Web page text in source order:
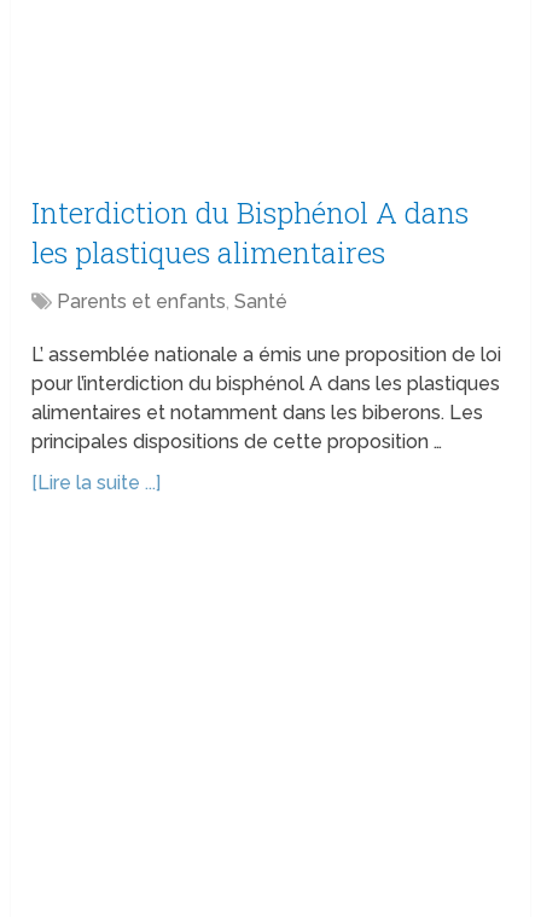
Interdiction du Bisphénol A dans
les plastiques alimentaires
Parents et enfants,Santé
L’ assemblée nationale a émis une proposition de loi
pour l’interdiction du bisphénol A dans les plastiques
alimentaires et notamment dans les biberons. Les
principales dispositions de cette proposition …
[Lire la suite ...]